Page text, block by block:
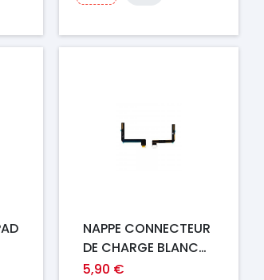
NAPPE CONNECTEUR
DE CHARGE BLANC
IPAD 5 / AIR
5,90 €